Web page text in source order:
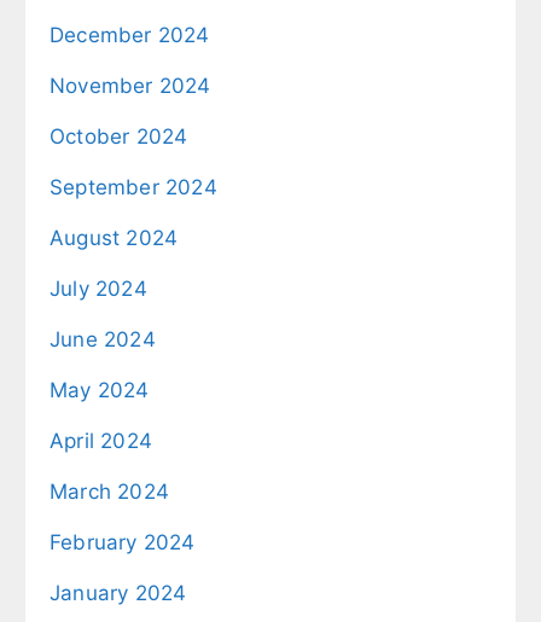
December 2024
November 2024
October 2024
September 2024
August 2024
July 2024
June 2024
May 2024
April 2024
March 2024
February 2024
January 2024